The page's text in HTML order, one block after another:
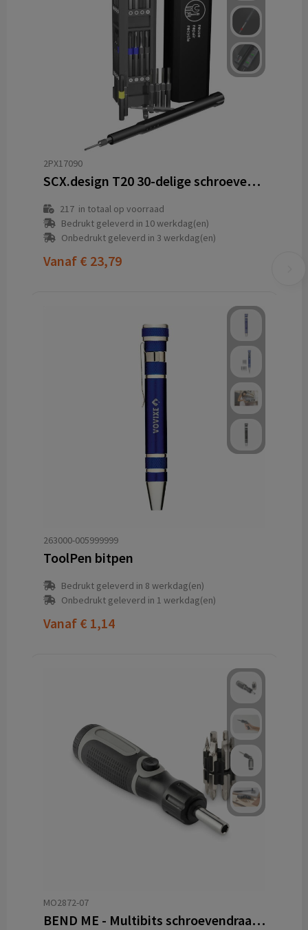
2PX17090
SCX.design T20 30-delige schroevendraaier- en reparatieset in aluminium koffer
217in totaal op voorraad
Bedrukt geleverd in 10 werkdag(en)
Onbedrukt geleverd in 3 werkdag(en)
Vanaf € 23,79
263000-005999999
ToolPen bitpen
Bedrukt geleverd in 8 werkdag(en)
Onbedrukt geleverd in 1 werkdag(en)
Vanaf € 1,14
MO2872-07
BEND ME - Multibits schroevendraaierset